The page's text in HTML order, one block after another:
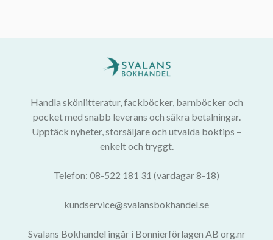
Handla skönlitteratur, fackböcker, barnböcker och
pocket med snabb leverans och säkra betalningar.
Upptäck nyheter, storsäljare och utvalda boktips –
enkelt och tryggt.
Telefon: 08-522 181 31 (vardagar 8-18)
kundservice@svalansbokhandel.se
Svalans Bokhandel ingår i Bonnierförlagen AB org.nr